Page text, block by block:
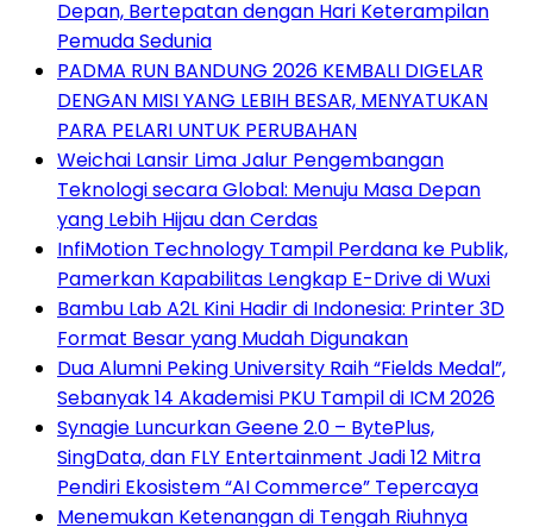
Depan, Bertepatan dengan Hari Keterampilan
Pemuda Sedunia
PADMA RUN BANDUNG 2026 KEMBALI DIGELAR
DENGAN MISI YANG LEBIH BESAR, MENYATUKAN
PARA PELARI UNTUK PERUBAHAN
Weichai Lansir Lima Jalur Pengembangan
Teknologi secara Global: Menuju Masa Depan
yang Lebih Hijau dan Cerdas
InfiMotion Technology Tampil Perdana ke Publik,
Pamerkan Kapabilitas Lengkap E-Drive di Wuxi
Bambu Lab A2L Kini Hadir di Indonesia: Printer 3D
Format Besar yang Mudah Digunakan
Dua Alumni Peking University Raih “Fields Medal”,
Sebanyak 14 Akademisi PKU Tampil di ICM 2026
Synagie Luncurkan Geene 2.0 – BytePlus,
SingData, dan FLY Entertainment Jadi 12 Mitra
Pendiri Ekosistem “AI Commerce” Tepercaya
Menemukan Ketenangan di Tengah Riuhnya